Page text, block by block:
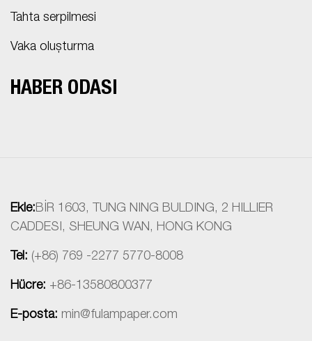
Tahta serpilmesi
Vaka oluşturma
HABER ODASI
Ekle:BİR 1603, TUNG NING BULDING, 2 HILLIER
CADDESI, SHEUNG WAN, HONG KONG
Tel: (+86) 769 -2277 5770-8008
Hücre: +86-13580800377
E-posta: min@fulampaper.com